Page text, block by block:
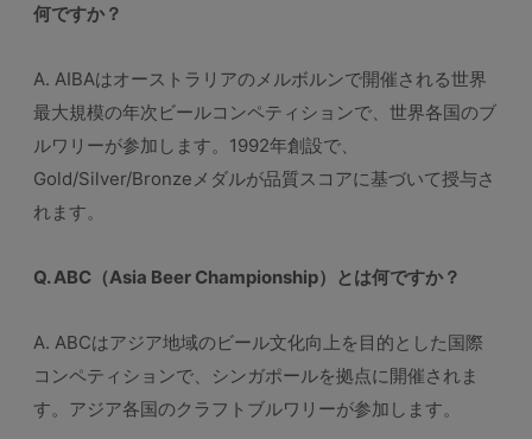
何ですか？
A. AIBAはオーストラリアのメルボルンで開催される世界
最大規模の年次ビールコンペティションで、世界各国のブ
ルワリーが参加します。1992年創設で、
Gold/Silver/Bronzeメダルが品質スコアに基づいて授与さ
れます。
Q. ABC（Asia Beer Championship）とは何ですか？
A. ABCはアジア地域のビール文化向上を目的とした国際
コンペティションで、シンガポールを拠点に開催されま
す。アジア各国のクラフトブルワリーが参加します。